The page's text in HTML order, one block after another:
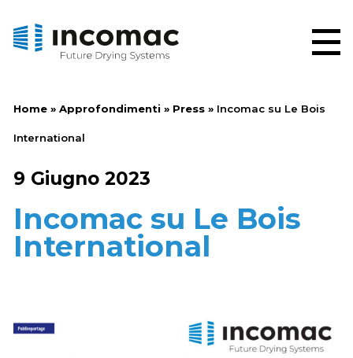
Home» Approfondimenti » Press» Incomac su Le Bois
International
9 Giugno 2023
Incomac su Le Bois
International